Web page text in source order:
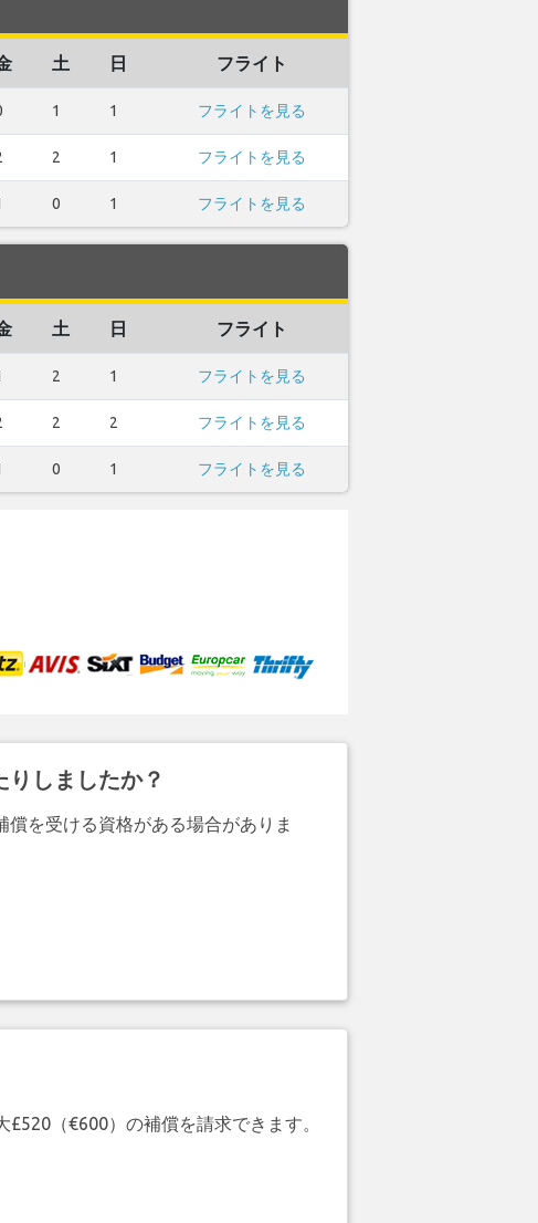
土 日 フライト
1 1 フライトを見る
2 1 フライトを見る
0 1 フライトを見る
土 日 フライト
2 1 フライトを見る
2 2 フライトを見る
0 1 フライトを見る
しましたか？
を受ける資格がある場合がありま
（€600）の補償を請求できます。